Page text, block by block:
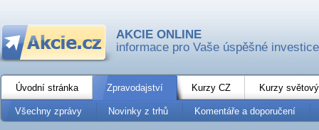
AKCIE ONLINE
informace pro Vaše úspěšné investice
Úvodní stránka Zpravodajství Kurzy CZ Kurzy
Všechny zprávy Novinky z trhů Komentáře a doporučení